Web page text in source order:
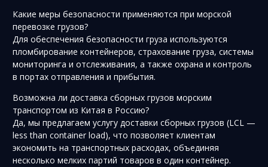
Какие меры безопасности применяются при морской
перевозке грузов?
Для обеспечения безопасности груза используются
пломбирование контейнеров, страхование груза, системы
мониторинга и отслеживания, а также охрана и контроль
в портах отправления и прибытия.
Возможна ли доставка сборных грузов морским
транспортом из Китая в Россию?
Да, мы предлагаем услугу доставки сборных грузов (LCL —
less than container load), что позволяет клиентам
экономить на транспортных расходах, объединяя
несколько мелких партий товаров в один контейнер.